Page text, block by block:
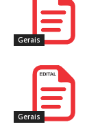
Gerais
Gerais